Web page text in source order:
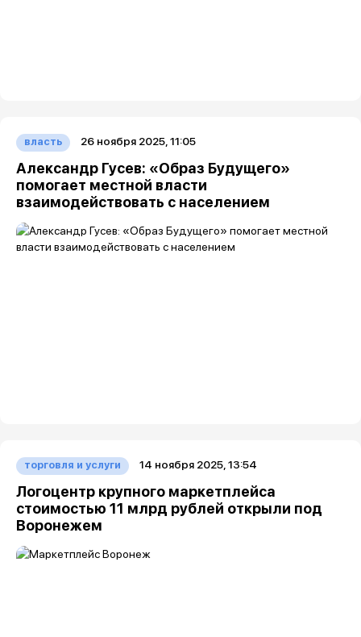
власть 26 ноября 2025, 11:05
Александр Гусев: «Образ Будущего»
помогает местной власти
взаимодействовать с населением
торговля и услуги 14 ноября 2025, 13:54
Логоцентр крупного маркетплейса
стоимостью 11 млрд рублей открыли под
Воронежем